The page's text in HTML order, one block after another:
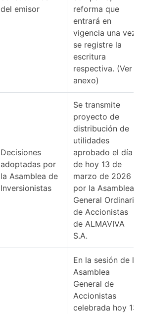
del emisor
reforma que
entrará en
vigencia una vez
se registre la
escritura
respectiva. (Ver
anexo)
Decisiones
adoptadas por
la Asamblea de
Inversionistas
Se transmite
proyecto de
distribución de
utilidades
aprobado el día
de hoy 13 de
marzo de 2026
por la Asamblea
General Ordinaria
de Accionistas
de ALMAVIVA
S.A.
En la sesión de la
Asamblea
General de
Accionistas
celebrada hoy 13